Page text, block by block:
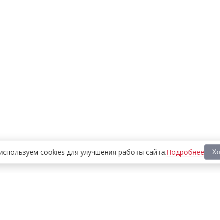
cookies для улучшения работы сайта.Подробнее